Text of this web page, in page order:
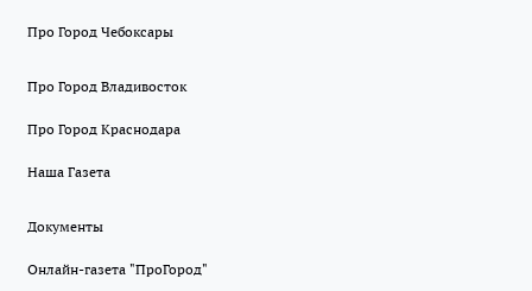
Про Город Чебоксары
Про Город Владивосток
Про Город Краснодара
Наша Газета
Документы
Онлайн-газета "ПроГород"